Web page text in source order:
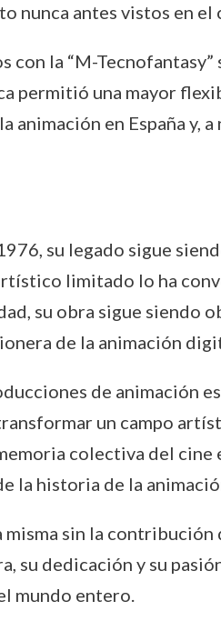
nunca antes vistos en el
la “M-
permitió una mayor
animación en España
su legado sigue
limitado lo ha
su obra sigue
de la animación
de animación
un campo
colectiva del
la historia de la
misma sin la
su dedicación y su
mundo entero.